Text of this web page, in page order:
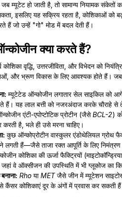
म्यूटेट हो जाती है, तो सामान्य नियामक
इसलिए यह सक्रिय रहता है, कोशिकाओं को
हैं जो उन्हें "गो" मोड में बदल देती हैं।
क्या करते हैं?
कोशिका वृद्धि, उत्तरजीविता, और विभेदन को
और भ्रूण विकास के लिए आवश्यक होते हैं। जब
म्यूटेटेड ऑन्कोजीन लगातार सेल साइकिल को
हैं। यह लाल बत्ती को नजरअंदाज करके चौराहे
एंटी-एपोप्टोटिक प्रोटीन (जैसेBCL-2)
है, भले ही उसे मरना चाहिए।
कुछ ऑन्कोप्रोटीन वास्कुलर एंडोथेलियल ग्रोथ
लगती हैं—जैसे ताजा रक्त आपूर्ति के लिए
कोशिका की ऊर्जा फैक्ट्रियों
जहां वे ऑक्सीजन की उपस्थिति में भी ग्लूकोज का
Rho याMETजैसे जीन में म्यूटेशन
कैंसर कोशिकाएं दूर के अंगों में प्रवास कर सकती